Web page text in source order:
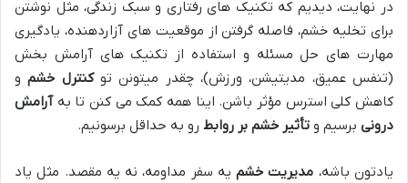
در نهایت، دیدیم که تکنیک های رفتاری و سبک زندگی، مثل نوشتن
برای تخلیه خشم، فاصله گرفتن از موقعیت های آزاردهنده، یادگیری
مهارت های حل مسئله و استفاده از تکنیک های آرامش بخش
(تنفس عمیق، مدیتیشن، ورزش)، چقدر میتونن توکنترل خشمو
کاهش کلی استرس مؤثر باشن. اینا همه کمک می کنن تا بهآرامش
درونی برسیم و تأثیر خشم بر روابط رو به حداقل برسونیم.
یادتون باشه، مدیریت خشمیه سفر مداومه، نه یه مقصد. مثل یاد